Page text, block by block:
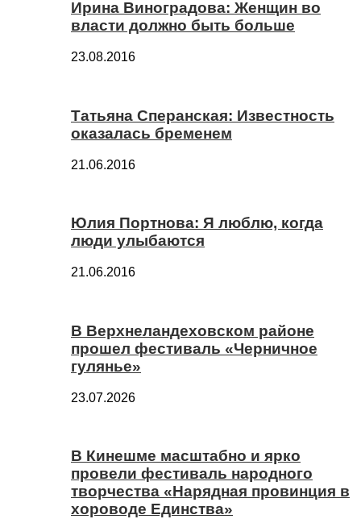
Ирина Виноградова: Женщин во
власти должно быть больше
23.08.2016
Татьяна Сперанская: Известность
оказалась бременем
21.06.2016
Юлия Портнова: Я люблю, когда
люди улыбаются
21.06.2016
В Верхнеландеховском районе
прошел фестиваль «Черничное
гулянье»
23.07.2026
В Кинешме масштабно и ярко
провели фестиваль народного
творчества «Нарядная провинция в
хороводе Единства»